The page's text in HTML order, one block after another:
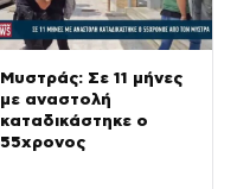
Μυστράς: Σε 11 μήνες
με αναστολή
καταδικάστηκε ο
55χρονος